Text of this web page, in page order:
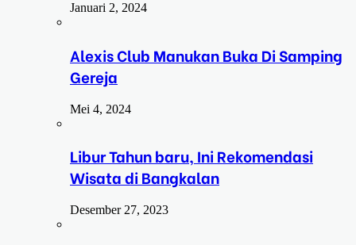
Januari 2, 2024
Alexis Club Manukan Buka Di Samping
Gereja
Mei 4, 2024
Libur Tahun baru, Ini Rekomendasi
Wisata di Bangkalan
Desember 27, 2023